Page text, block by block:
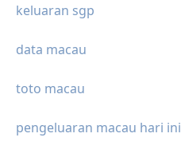
keluaran sgp
data macau
toto macau
pengeluaran macau hari ini